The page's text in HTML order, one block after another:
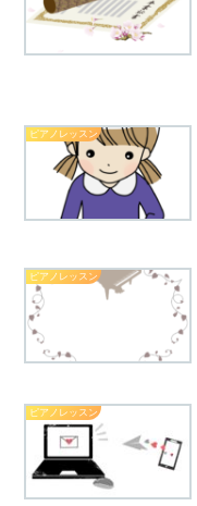
ピアノレッスン
ピアノレッスン
ピアノレッスン